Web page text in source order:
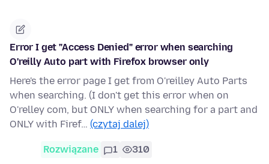
Error I get "Access Denied" error when searching
O'reilly Auto part with Firefox browser only
Here's the error page I get from O'reilley Auto Parts
when searching. (I don't get this error when on
O'relley com, but ONLY when searching for a part and
ONLY with Firef… (czytaj dalej)
Rozwiązane 1 310